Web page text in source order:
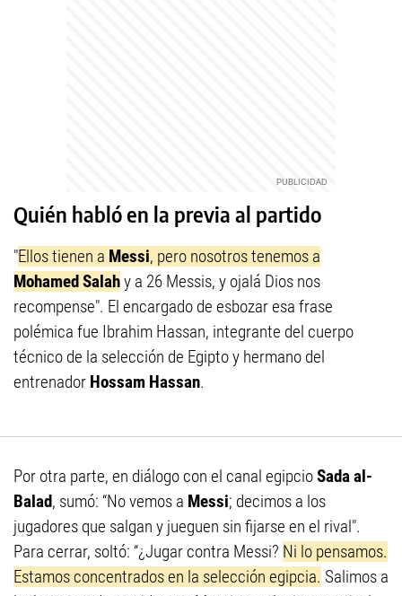
Quién habló en la previa al partido
"Ellos tienen a Messi, pero nosotros tenemos a
Mohamed Salahy a 26 Messis, y ojalá Dios nos
recompense". El encargado de esbozar esa frase
polémica fue Ibrahim Hassan, integrante del cuerpo
técnico de la selección de Egipto y hermano del
entrenador Hossam Hassan.
Por otra parte, en diálogo con el canal egipcioSada al-
Balad, sumó: “No vemos a Messi; decimos a los
jugadores que salgan y jueguen sin fijarse en el rival".
Para cerrar, soltó: “¿Jugar contra Messi? Ni lo pensamos.
Estamos concentrados en la selección egipcia. Salimos a